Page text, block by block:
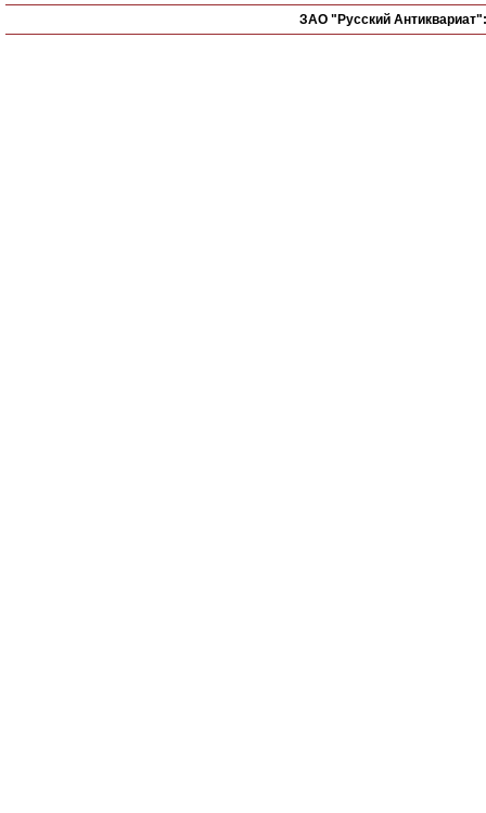
ЗАО "Русский Антиквариат":